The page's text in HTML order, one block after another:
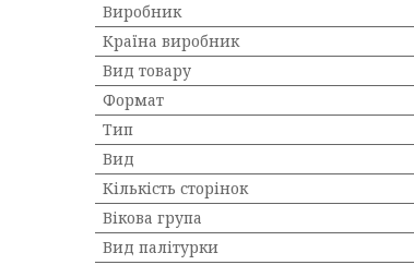
Виробник
Країна виробник
Вид товару
Формат
Тип
Вид
Кількість сторінок
Вікова група
Вид палітурки